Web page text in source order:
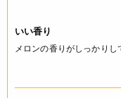
アレルギー
いい香り
メロンの香りがしっかり